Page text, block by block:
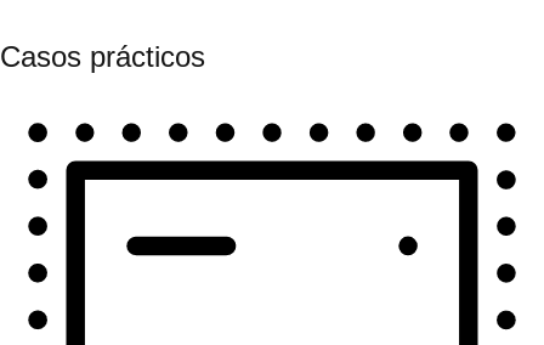
Casos prácticos